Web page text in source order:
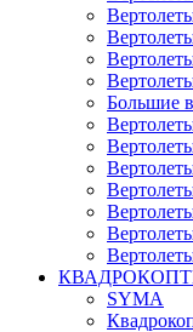
Большие
SYMA